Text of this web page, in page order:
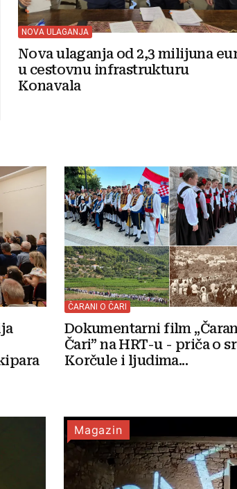
NOVA ULAGANJA
Nova ulaganja od 2,3 milijuna
u cestovnu infrastrukturu
Konavala
ČARANI O ČARI
Dokumentarni film
Čari” na HRT-u - priča o
Korčule i ljudima...
Magazin